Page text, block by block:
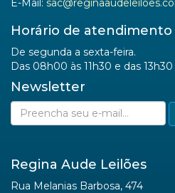
E-Mail:
Horário de atendimento
De segunda a sexta-feira.
Das 08h00 às 11h30 e das
Newsletter
Regina Aude Leilões
Rua Melanias Barbosa, 474